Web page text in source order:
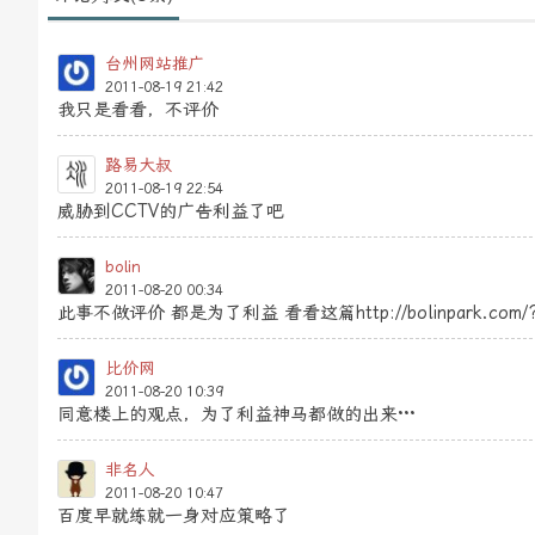
台州网站推广
2011-08-19 21:42
我只是看看，不评价
路易大叔
2011-08-19 22:54
威胁到CCTV的广告利益了吧
bolin
2011-08-20 00:34
此事不做评价 都是为了利益 看看这篇http://bolinpark.com/
比价网
2011-08-20 10:39
同意楼上的观点，为了利益神马都做的出来···
非名人
2011-08-20 10:47
百度早就练就一身对应策略了